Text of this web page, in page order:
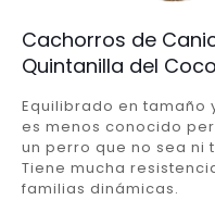
Cachorros de
Quintanilla del
Equilibrado en tamaño
es menos conocido
un perro que no sea ni
Tiene mucha
familias dinámicas.